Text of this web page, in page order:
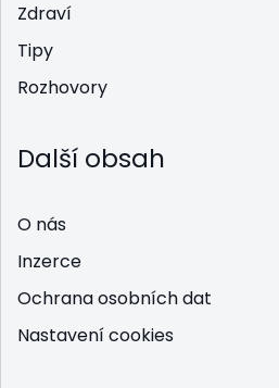
Zdraví
Tipy
Rozhovory
Další obsah
O nás
Inzerce
Ochrana osobních dat
Nastavení cookies